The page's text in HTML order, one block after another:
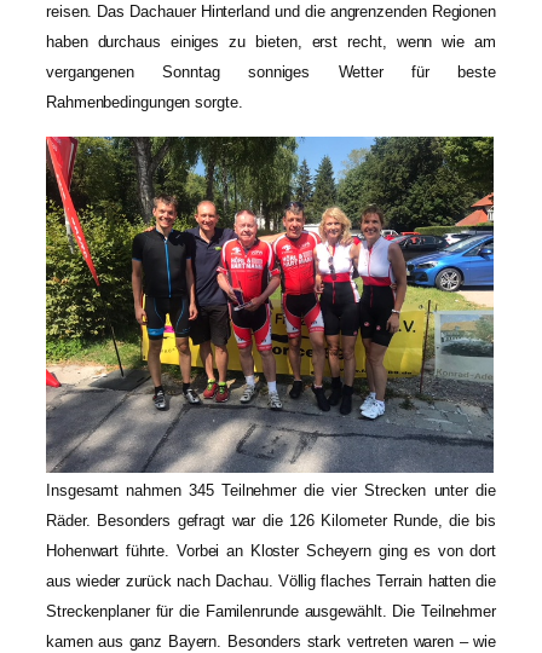
reisen. Das Dachauer Hinterland und die angrenzenden Regionen
haben durchaus einiges zu bieten, erst recht, wenn wie am
vergangenen Sonntag sonniges Wetter für beste
Rahmenbedingungen sorgte.
Insgesamt nahmen 345 Teilnehmer die vier Strecken unter die
Räder. Besonders gefragt war die 126 Kilometer Runde, die bis
Hohenwart führte. Vorbei an Kloster Scheyern ging es von dort
aus wieder zurück nach Dachau. Völlig flaches Terrain hatten die
Streckenplaner für die Familenrunde ausgewählt. Die Teilnehmer
kamen aus ganz Bayern. Besonders stark vertreten waren – wie